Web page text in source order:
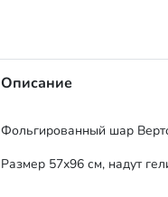
Описание
Фольгированный шар
Размер 57х96 см, надут